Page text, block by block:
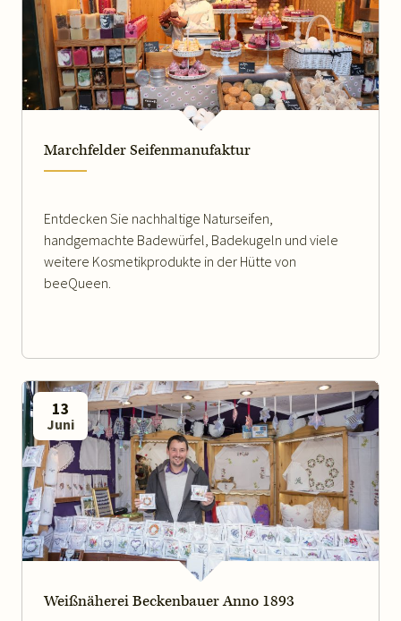
WEITERLESEN
Marchfelder Seifenmanufaktur
Entdecken Sie nachhaltige Naturseifen,
handgemachte Badewürfel, Badekugeln und viele
weitere Kosmetikprodukte in der Hütte von
beeQueen.
WEITERLESEN
13
Juni
Weißnäherei Beckenbauer Anno 1893